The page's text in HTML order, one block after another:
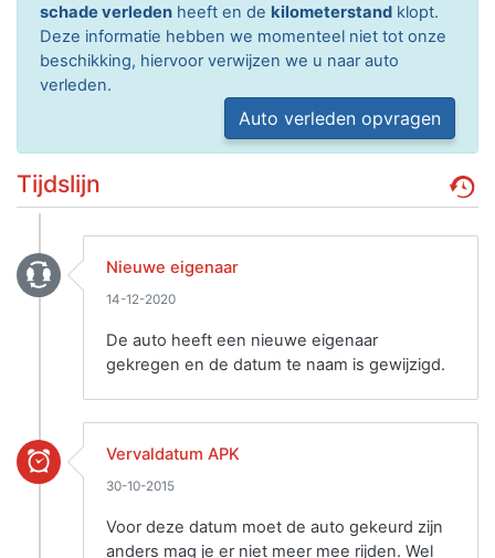
schade verleden heeft en de kilometerstand klopt.
Deze informatie hebben we momenteel niet tot onze
beschikking, hiervoor verwijzen we u naar auto
verleden.
Auto verleden opvragen
Tijdslijn
Nieuwe eigenaar
14-12-2020
De auto heeft een nieuwe eigenaar
gekregen en de datum te naam is gewijzigd.
Vervaldatum APK
30-10-2015
Voor deze datum moet de auto gekeurd zijn
anders mag je er niet meer mee rijden. Wel